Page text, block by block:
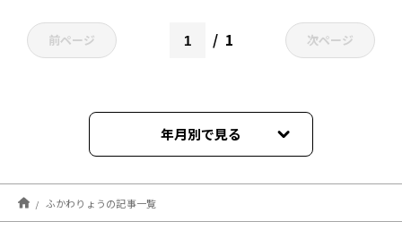
前ページ 1 次ページ
年月別で見る
2025年03月
2024年09月
ふかわりょうの記事一覧